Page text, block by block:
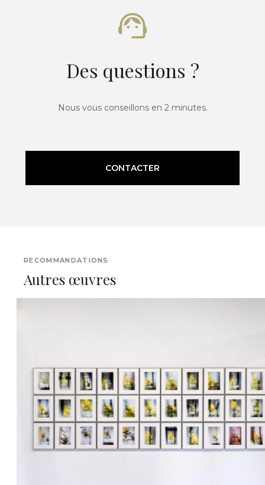
Des questions ?
Nous vous conseillons en 2 minutes.
CONTACTER
RECOMMANDATIONS
Autres œuvres